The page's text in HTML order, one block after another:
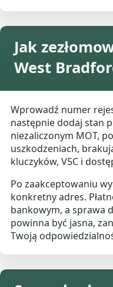
Jak
West
Wprowadź numer
następnie dodaj stan
niezaliczonym MOT,
uszkodzeniach,
kluczyków, V5C i
Po zaakceptowaniu
konkretny adres.
bankowym, a sprawa
powinna być jasna,
Twoją